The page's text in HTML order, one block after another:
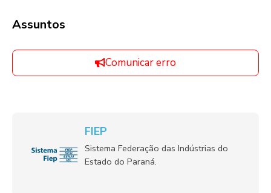
Assuntos
Comunicar erro
FIEP
Sistema Federação das Indústrias do
Estado do Paraná.